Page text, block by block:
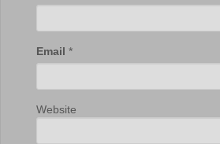
Email *
Website